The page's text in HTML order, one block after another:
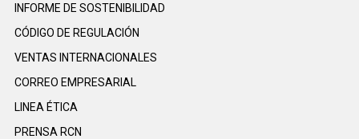
INFORME DE SOSTENIBILIDAD
CÓDIGO DE REGULACIÓN
VENTAS INTERNACIONALES
CORREO EMPRESARIAL
LINEA ÉTICA
PRENSA RCN